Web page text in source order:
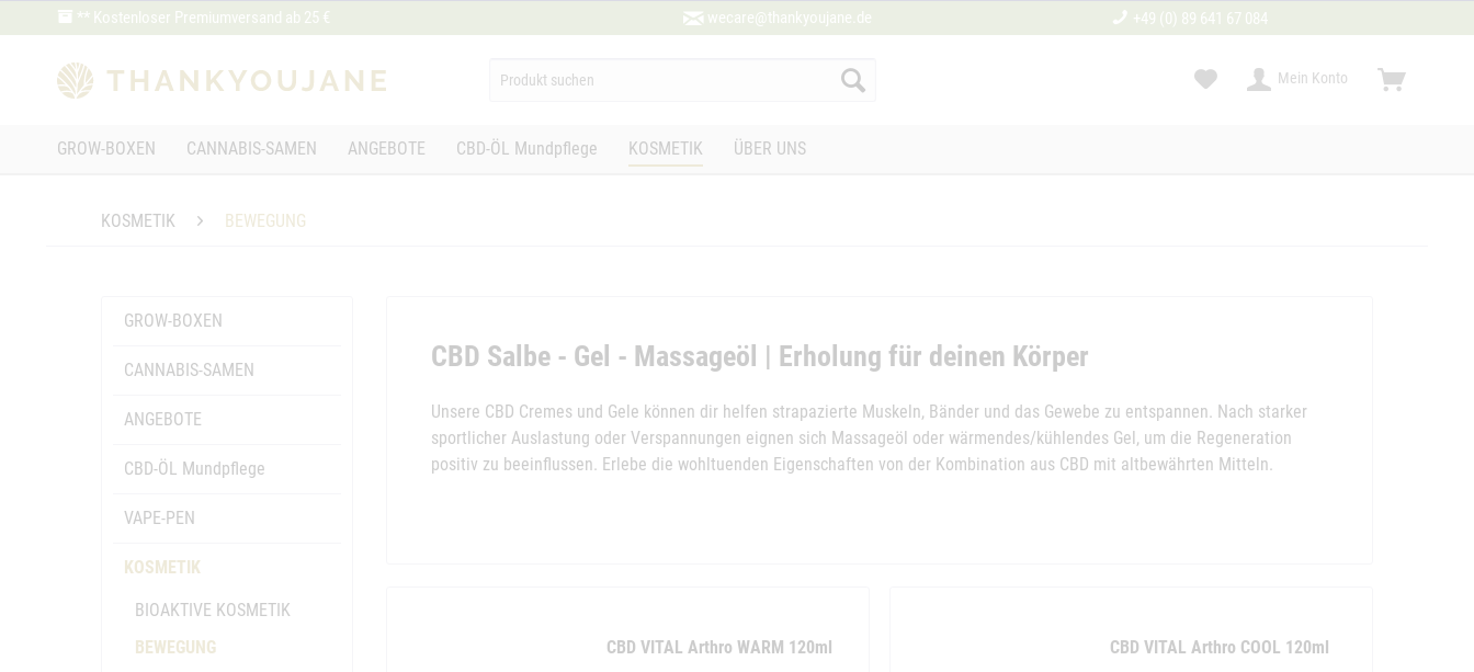
** Kostenloser Premiumversand ab 25 € wecare@thankyoujane.de +49 (0) 89 641 67 084
Mein Konto
GROW-BOXEN CANNABIS-SAMEN ANGEBOTE CBD-ÖL Mundpflege KOSMETIK ÜBER UNS
KOSMETIK BEWEGUNG
GROW-BOXEN
CANNABIS-SAMEN
ANGEBOTE
CBD-ÖL Mundpflege
VAPE-PEN
KOSMETIK
BIOAKTIVE KOSMETIK
BEWEGUNG
CBD Salbe - Gel - Massageöl | Erholung für deinen Körper
Unsere CBD Cremes und Gele können dir helfen strapazierte Muskeln, Bänder und das Gewebe zu entspannen. Nach starker
sportlicher Auslastung oder Verspannungen eignen sich Massageöl oder wärmendes/kühlendes Gel, um die Regeneration
positiv zu beeinflussen. Erlebe die wohltuenden Eigenschaften von der Kombination aus CBD mit altbewährten Mitteln.
CBD VITAL Arthro WARM 120ml CBD VITAL Arthro COOL 120ml